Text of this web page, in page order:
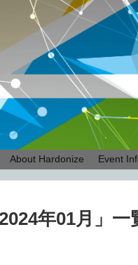
About Hardonize Event
2024年01月 」 一